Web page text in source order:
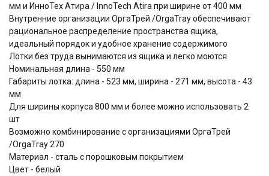
мм и ИнноТех Атира / InnoTech Atira при ширине от 400 мм
Внутренние организации ОргаТрей /OrgaTray обеспечивают
рациональное распределение пространства ящика,
идеальный порядок и удобное хранение содержимого
Лотки без труда вынимаются из ящика и легко моются
Номинальная длина - 550 мм
Габариты лотка: длина - 523 мм, ширина - 271 мм, высота - 43
мм
Для ширины корпуса 800 мм и более можно использовать 2
шт
Возможно комбинирование с организациями ОргаТрей
/OrgaTray 270
Материал - сталь с порошковым покрытием
Цвет - белый